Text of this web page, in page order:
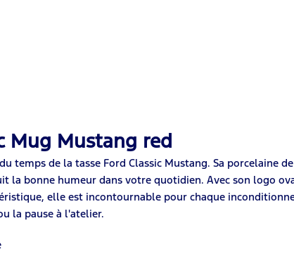
Mug Mustang red
temps de la tasse Ford Classic Mustang. Sa porcelaine
la bonne humeur dans votre quotidien. Avec son logo
elle est incontournable pour chaque
la pause à l'atelier.